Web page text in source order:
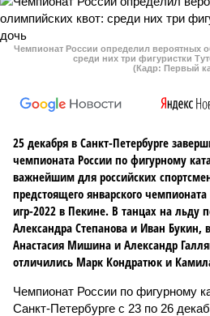
Чемпионат России определил вероятных
среди них три фигуристки
(Кадр: Первый
25 декабря в Санкт-Петербурге
чемпионата России по фигурному
важнейшим для российских
предстоящего январского
игр-2022 в Пекине. В танцах на льду
Александра Степанова и Иван Букин,
Анастасия Мишина и Александр
отличились Марк Кондратюк и
Чемпионат России по фигурному
Санкт-Петербурге с 23 по 26